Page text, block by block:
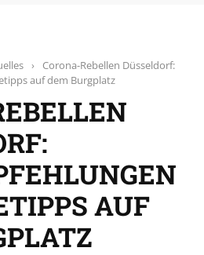
›
Corona-Rebellen Düsseldorf:
auf dem Burgplatz
AUF